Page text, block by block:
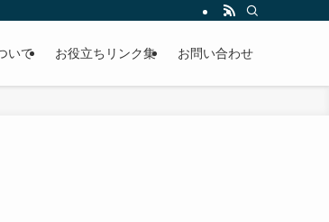
いて お役立ちリンク集 お問い合わせ